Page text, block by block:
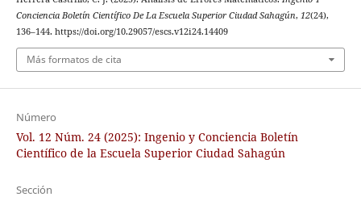
Conciencia Boletín Científico De La Escuela Superior Ciudad Sahagún, 12(24),
136–144. https://doi.org/10.29057/escs.v12i24.14409
Más formatos de cita
Número
Vol. 12 Núm. 24 (2025): Ingenio y Conciencia Boletín
Científico de la Escuela Superior Ciudad Sahagún
Sección